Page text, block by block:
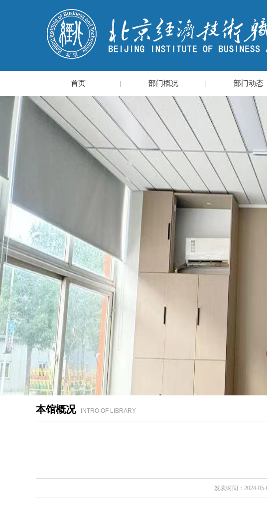
首页 部门概况 部门动态
本馆概况 INTRO OF LIBRARY
发表时间：2024-05-